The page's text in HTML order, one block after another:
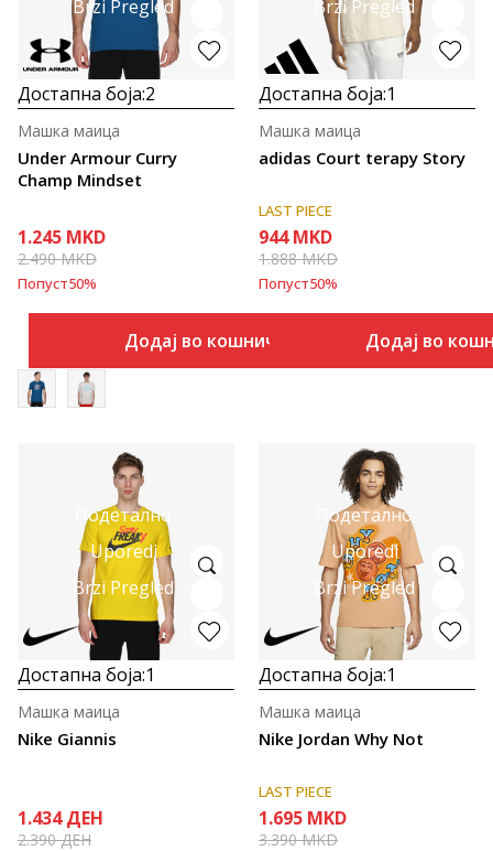
Brzi Pregled
Достапна боја:2
Under Armour Curry
Champ Mindset
Машка маица
1.245 MKD
2.490MKD
Попуст50%
Додај во кошничка
Brzi Pregled
Достапна боја:1
adidas Court terapy Story
Машка маица
LAST PIECE
944 MKD
1.888MKD
Попуст50%
Додај во
Подетално
Uporedi
Brzi Pregled
Достапна боја:1
Nike Giannis
Машка маица
1.434 ДЕН
2.390ДЕН
Подетално
Uporedi
Brzi Pregled
Достапна боја:1
Nike Jordan Why Not
Машка маица
LAST PIECE
1.695 MKD
3.390MKD